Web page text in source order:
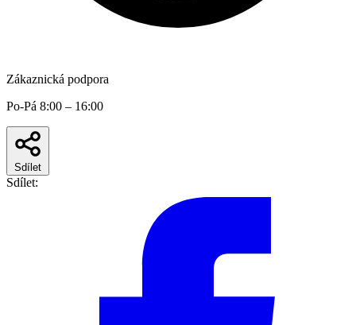
Zákaznická podpora
Po-Pá 8:00 – 16:00
Sdílet
Sdílet: